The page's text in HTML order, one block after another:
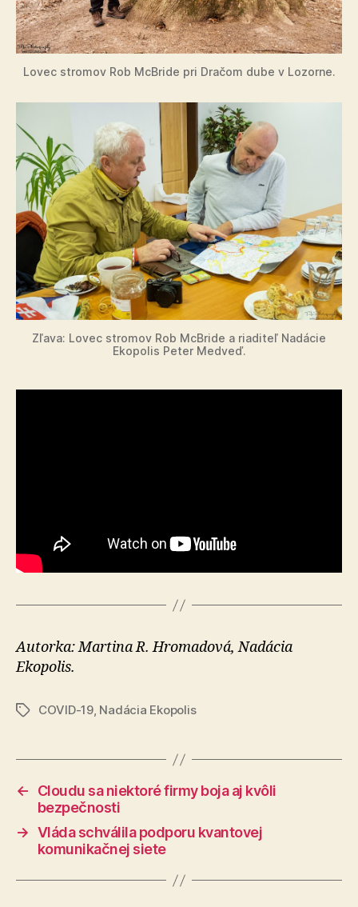
Lovec stromov Rob McBride pri Dračom dube v Lozorne.
Zľava: Lovec stromov Rob McBride a riaditeľ Nadácie
Ekopolis Peter Medveď.
Autorka: Martina R. Hromadová, Nadácia
Ekopolis.
ZnačkyCOVID-19, Nadácia Ekopolis
←
Cloudu sa niektoré firmy boja aj kvôli
bezpečnosti
→ Vláda schválila podporu kvantovej
komunikačnej siete